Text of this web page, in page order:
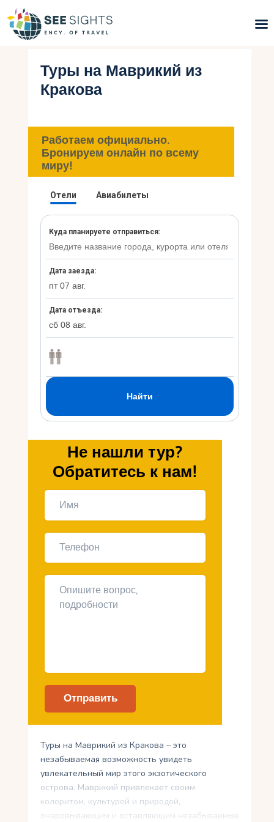
Поиск туров
Горящие туры
Типы Туров
Страны
Инфо
Блог
Контакты
Туры на Маврикий из
Кракова
Работаем официально.
Бронируем онлайн по всему
миру!
Не нашли тур?
Обратитесь к нам!
Туры на Маврикий из Кракова – это
незабываемая возможность увидеть
увлекательный мир этого экзотического
острова. Маврикий привлекает своим
колоритом, культурой и природой,
очаровывающим и оставляющим незабываемые